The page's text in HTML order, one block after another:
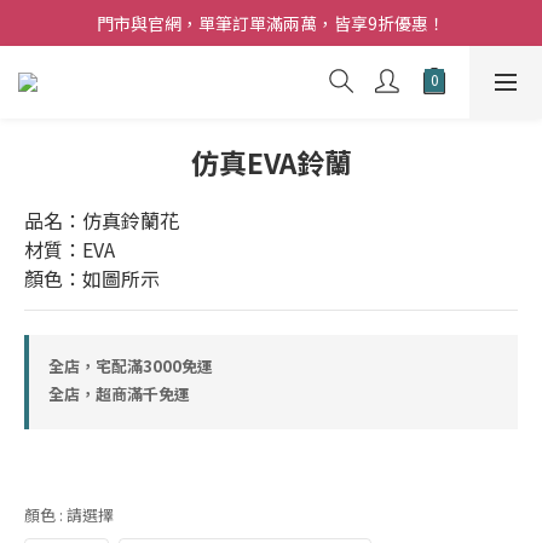
夏日購花福利．消費不限金額【贈】乾燥玫瑰乙束
門市與官網，單筆訂單滿兩萬，皆享9折優惠！
夏日購花福利．消費不限金額【贈】乾燥玫瑰乙束
仿真EVA鈴蘭
品名：仿真鈴蘭花
材質：EVA
顏色：如圖所示
全店，宅配滿3000免運
全店，超商滿千免運
顏色 : 請選擇